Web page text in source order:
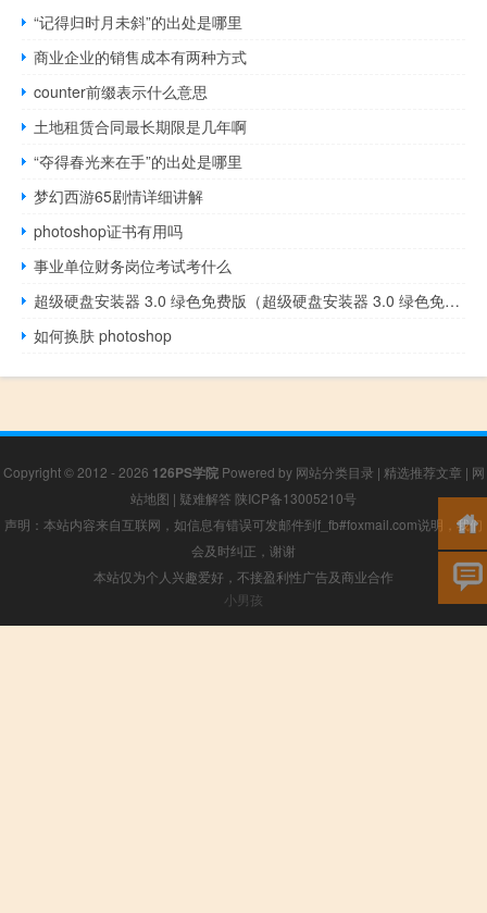
“记得归时月未斜”的出处是哪里
商业企业的销售成本有两种方式
counter前缀表示什么意思
土地租赁合同最长期限是几年啊
“夺得春光来在手”的出处是哪里
梦幻西游65剧情详细讲解
photoshop证书有用吗
事业单位财务岗位考试考什么
超级硬盘安装器 3.0 绿色免费版（超级硬盘安装器 3.0 绿色免费版功能简介）
如何换肤 photoshop
Copyright © 2012 - 2026 126PS学院Powered by 网站分类目录 | 精选推荐文章 | 网
站地图 | 疑难解答 陕ICP备13005210号
声明：本站内容来自互联网，如信息有错误可发邮件到f_fb#foxmail.com说明，我们
会及时纠正，谢谢
本站仅为个人兴趣爱好，不接盈利性广告及商业合作
小男孩